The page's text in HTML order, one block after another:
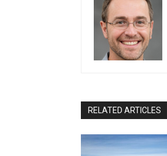
RELATED ARTICLES